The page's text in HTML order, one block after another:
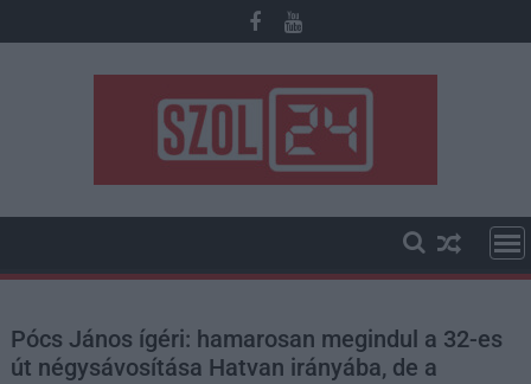
to
Pócs János ígéri: hamarosan megindul a 32-es
út négysávosítása Hatvan irányába, de a